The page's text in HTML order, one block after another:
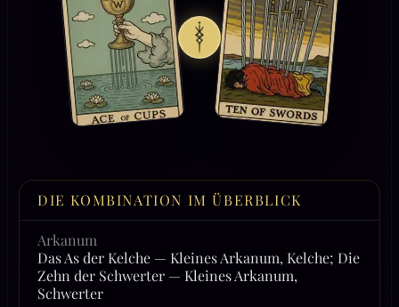
DIE KOMBINATION IM ÜBERBLICK
Arkanum
Das As der Kelche — Kleines Arkanum, Kelche; Die
Zehn der Schwerter — Kleines Arkanum,
Schwerter